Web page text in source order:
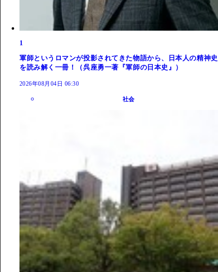
1
軍師というロマンが投影されてきた物語から、日本人の精神史
を読み解く一冊！（呉座勇一著『軍師の日本史』）
2026年08月04日 06:30
社会